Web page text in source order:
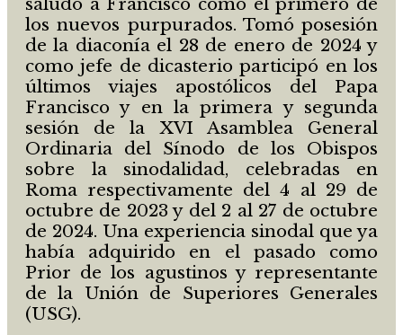
los nuevos purpurados. Tomó posesión
de la diaconía el 28 de enero de 2024 y
como jefe de dicasterio participó en los
últimos viajes apostólicos del Papa
Francisco y en la primera y segunda
sesión de la XVI Asamblea General
Ordinaria del Sínodo de los Obispos
sobre la sinodalidad, celebradas en
Roma respectivamente del 4 al 29 de
octubre de 2023 y del 2 al 27 de octubre
de 2024. Una experiencia sinodal que ya
había adquirido en el pasado como
Prior de los agustinos y representante
de la Unión de Superiores Generales
(USG).